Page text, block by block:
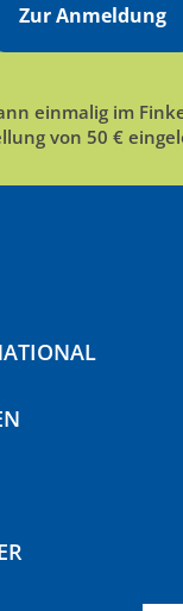
Zur Anmeldung
einmalig im
von 50 €